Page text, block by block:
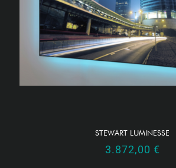
STEWART LUMINESSE
3.872,00 €